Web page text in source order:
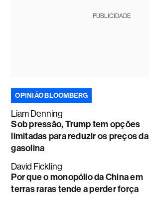
PUBLICIDADE
OPINIÃO BLOOMBERG
Liam Denning
Sob pressão, Trump tem opções
limitadas para reduzir os preços da
gasolina
David Fickling
Por que o monopólio da China em
terras raras tende a perder força